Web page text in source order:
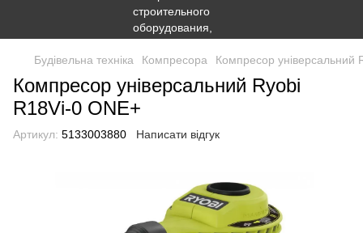
Будівельна техніка Компресора Компресор універсальний
Компресор універсальний Ryobi
R18Vi-0 ONE+
Артикул: 5133003880 Написати відгук